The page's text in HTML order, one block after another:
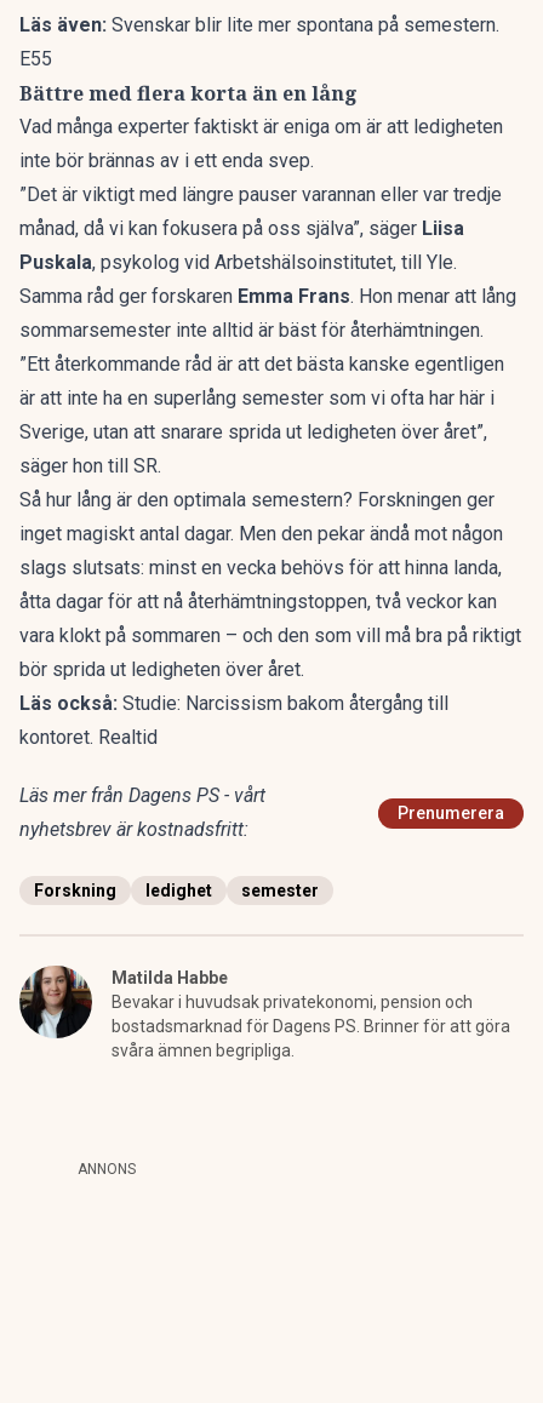
Läs även: Svenskar blir lite mer spontana på semestern.
E55
Bättre med flera korta än en lång
Vad många experter faktiskt är eniga om är att ledigheten
inte bör brännas av i ett enda svep.
”Det är viktigt med längre pauser varannan eller var tredje
månad, då vi kan fokusera på oss själva”, säger Liisa
Puskala, psykolog vid Arbetshälsoinstitutet, till Yle.
Samma råd ger forskaren Emma Frans. Hon menar att lång
sommarsemester inte alltid är bäst för återhämtningen.
”Ett återkommande råd är att det bästa kanske egentligen
är att inte ha en superlång semester som vi ofta har här i
Sverige, utan att snarare sprida ut ledigheten över året”,
säger hon till SR.
Så hur lång är den optimala semestern? Forskningen ger
inget magiskt antal dagar. Men den pekar ändå mot någon
slags slutsats: minst en vecka behövs för att hinna landa,
åtta dagar för att nå återhämtningstoppen, två veckor kan
vara klokt på sommaren – och den som vill må bra på riktigt
bör sprida ut ledigheten över året.
Läs också: Studie: Narcissism bakom återgång till
kontoret. Realtid
Läs mer från Dagens PS - vårt
nyhetsbrev är kostnadsfritt:
Prenumerera
Forskning ledighet semester
Matilda Habbe
Bevakar i huvudsak privatekonomi, pension och
bostadsmarknad för Dagens PS. Brinner för att göra
svåra ämnen begripliga.
ANNONS